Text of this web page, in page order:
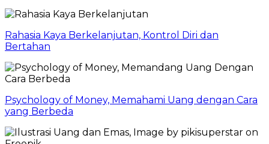
Rahasia Kaya Berkelanjutan, Kontrol Diri dan
Bertahan
Psychology of Money, Memahami Uang dengan Cara
yang Berbeda